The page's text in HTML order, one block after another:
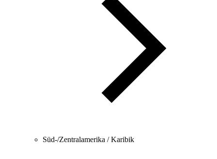
Süd-/Zentralamerika / Karibik